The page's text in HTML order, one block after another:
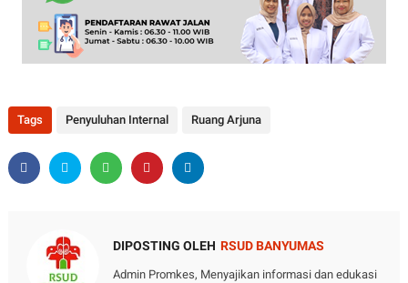
Tags Penyuluhan Internal Ruang Arjuna
DIPOSTING OLEH RSUD BANYUMAS
Admin Promkes, Menyajikan informasi dan edukasi